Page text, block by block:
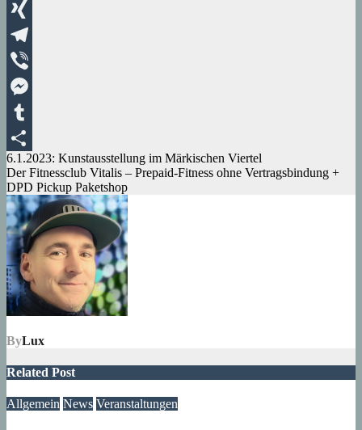
WhatsApp
XING
Telegram
Viber
Messenger
Tumblr
Teilen
Beitragsnavigation
6.1.2023: Kunstausstellung im Märkischen Viertel
Der Fitnessclub Vitalis – Prepaid-Fitness ohne Vertragsbindung +
DPD Pickup Paketshop
ByLux
Related Post
Allgemein News Veranstaltungen